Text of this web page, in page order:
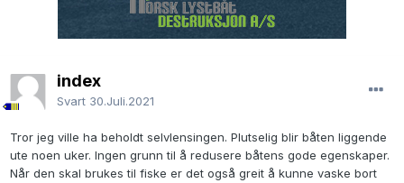
index
Svart 30.Juli.2021
Tror jeg ville ha beholdt selvlensingen. Plutselig blir båten liggende
ute noen uker. Ingen grunn til å redusere båtens gode egenskaper.
Når den skal brukes til fiske er det også greit å kunne vaske bort